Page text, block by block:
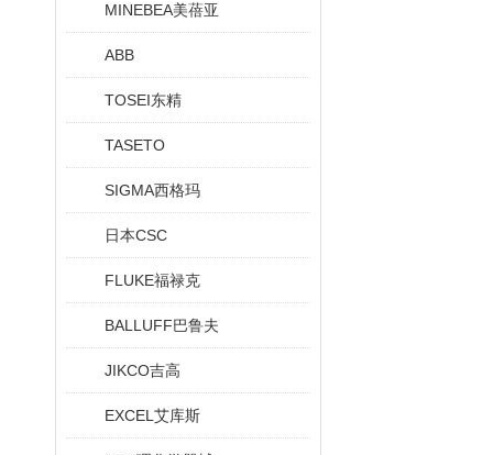
MINEBEA美蓓亚
ABB
TOSEI东精
TASETO
SIGMA西格玛
日本CSC
FLUKE福禄克
BALLUFF巴鲁夫
JIKCO吉高
EXCEL艾库斯